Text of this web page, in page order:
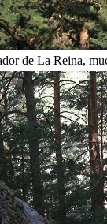
de La Reina,